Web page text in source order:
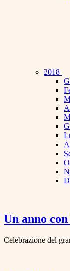
2018
Un anno
Celebrazione del